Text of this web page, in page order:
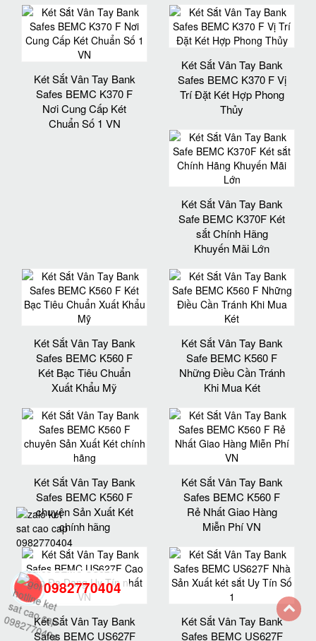
Két Sắt Vân Tay Bank
Safes BEMC K370 F
Nơi Cung Cấp Két
Chuẩn Số 1 VN
Két Sắt Vân Tay Bank
Safes BEMC K370 F Vị
Trí Đặt Két Hợp Phong
Thủy
Két Sắt Vân Tay Bank
Safe BEMC K370F Két
sắt Chính Hãng
Khuyến Mãi Lớn
Két Sắt Vân Tay Bank
Safes BEMC K560 F
Két Bạc Tiêu Chuẩn
Xuất Khẩu Mỹ
Két Sắt Vân Tay Bank
Safe BEMC K560 F
Những Điều Cần Tránh
Khi Mua Két
Két Sắt Vân Tay Bank
Safes BEMC K560 F
chuyên Sản Xuất Két
chính hãng
Két Sắt Vân Tay Bank
Safes BEMC K560 F
Rẻ Nhất Giao Hàng
Miễn Phí VN
Két Sắt Vân Tay Bank
Safes BEMC US627F
Két Sắt Vân Tay Bank
Safes BEMC US627F
0982770404
back